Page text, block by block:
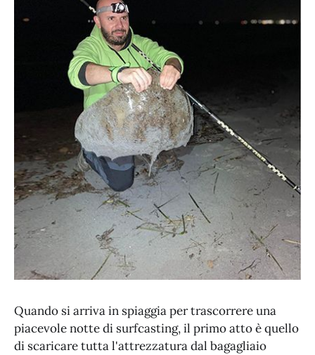
Quando si arriva in spiaggia per trascorrere una
piacevole notte di surfcasting, il primo atto è quello
di scaricare tutta l'attrezzatura dal bagagliaio